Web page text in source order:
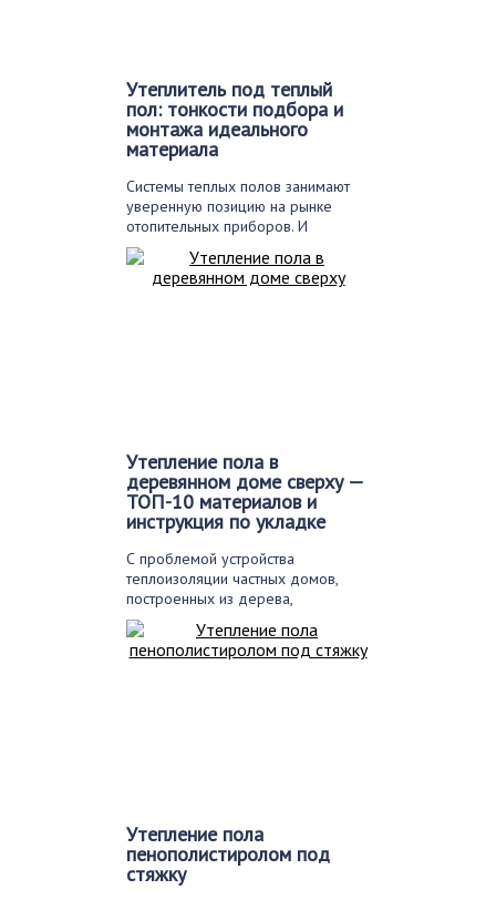
Утеплитель под теплый
пол: тонкости подбора и
монтажа идеального
материала
Системы теплых полов занимают
уверенную позицию на рынке
отопительных приборов. И
электрические,…
Утепление пола в
деревянном доме сверху —
ТОП-10 материалов и
инструкция по укладке
С проблемой устройства
теплоизоляции частных домов,
построенных из дерева,
сталкиваются многие. Особенно,…
Утепление пола
пенополистиролом под
стяжку